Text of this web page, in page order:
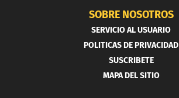
SOBRE NOSOTROS
SERVICIO AL USUARIO
POLITICAS DE PRIVACIDAD
SUSCRIBETE
MAPA DEL SITIO